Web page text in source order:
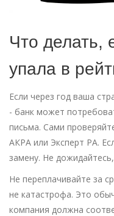
Что делать,
упала в
Если через год ваша
- банк может
письма. Сами
АКРА или Эксперт РА.
замену. Не
Не переплачивайте за
не катастрофа. Это
компания должна